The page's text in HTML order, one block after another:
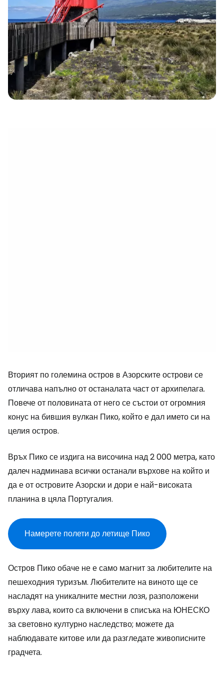
Вторият по големина остров в Азорските острови се
отличава напълно от останалата част от архипелага.
Повече от половината от него се състои от огромния
конус на бившия вулкан Пико, който е дал името си на
целия остров.
Връх Пико се издига на височина над 2 000 метра, като
далеч надминава всички останали върхове на който и
да е от островите Азорски и дори е най-високата
планина в цяла Португалия.
Намерете полети до летище Пико
Остров Пико обаче не е само магнит за любителите на
пешеходния туризъм. Любителите на виното ще се
насладят на уникалните местни лозя, разположени
върху лава, които са включени в списъка на ЮНЕСКО
за световно културно наследство; можете да
наблюдавате китове или да разгледате живописните
градчета.